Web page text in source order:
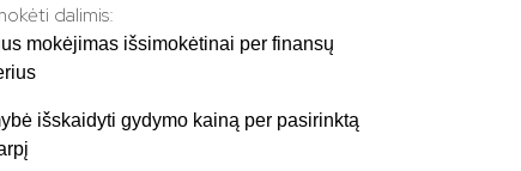
dalimis:
mokėjimas išsimokėtinai per finansų
išskaidyti gydymo kainą per pasirinktą